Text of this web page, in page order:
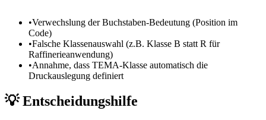
•Verwechslung der Buchstaben-Bedeutung (Position im
Code)
•Falsche Klassenauswahl (z.B. Klasse B statt R für
Raffinerieanwendung)
•Annahme, dass TEMA-Klasse automatisch die
Druckauslegung definiert
💡Entscheidungshilfe